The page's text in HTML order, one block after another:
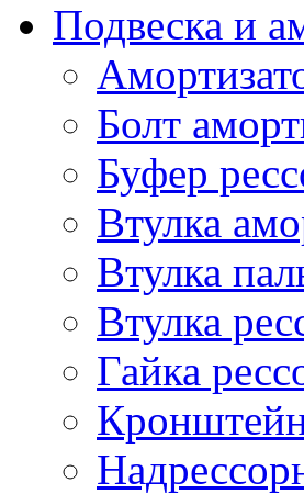
Подвеска и
Болт
Буфер
Втулка
Втулка
Втулка
Гайка